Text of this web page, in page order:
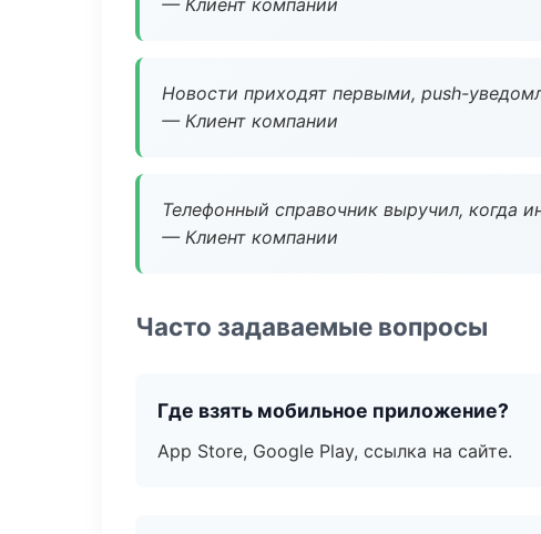
— Клиент компании
Новости приходят первыми, push-
— Клиент компании
Телефонный справочник выручил, когда
— Клиент компании
Часто задаваемые вопросы
Где взять мобильное приложение?
App Store, Google Play, ссылка на сайте.